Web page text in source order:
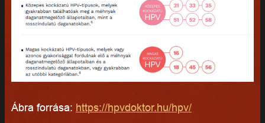
Ábra forrása: https://hpvdoktor.hu/hpv/